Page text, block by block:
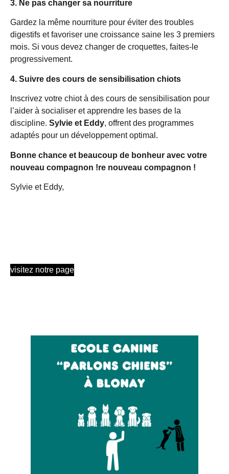
3. Ne pas changer sa nourriture
Gardez la même nourriture pour éviter des troubles
digestifs et favoriser une croissance saine les 3 premiers
mois. Si vous devez changer de croquettes, faites-le
progressivement.
4. Suivre des cours de sensibilisation chiots
Inscrivez votre chiot à des cours de sensibilisation pour
l’aider à socialiser et apprendre les bases de la
discipline. Sylvie et Eddy, offrent des programmes
adaptés pour un développement optimal.
Bonne chance et beaucoup de bonheur avec votre
nouveau compagnon !re nouveau compagnon !
Sylvie et Eddy,
visitez notre page